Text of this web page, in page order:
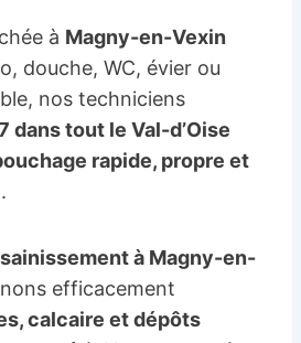
à Magny-en-Vexin
douche, WC, évier ou
nos techniciens
dans tout le Val-d’Oise
rapide, propre et
.
à Magny-en-
efficacement
calcaire et dépôts